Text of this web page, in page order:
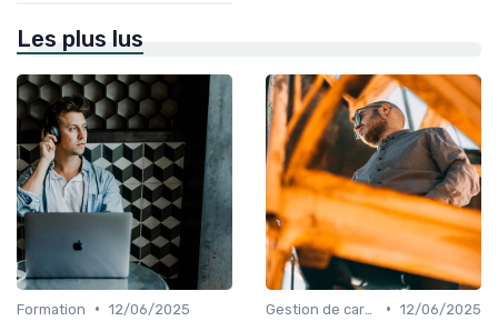
Les plus lus
Formation • 12/06/2025
• 12/06/2025